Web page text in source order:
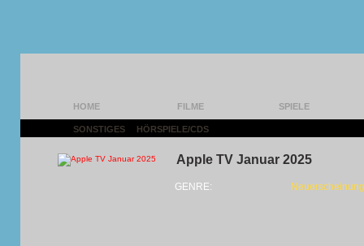
HOME FILME SPIELE
SONSTIGES HÖRSPIELE/CDS
Apple TV Januar 2025
GENRE: